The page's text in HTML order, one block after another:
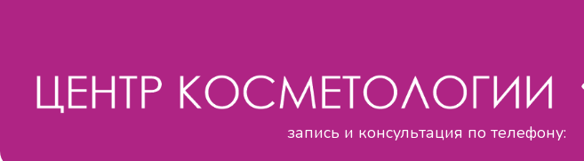
запись и консультация по телефону: